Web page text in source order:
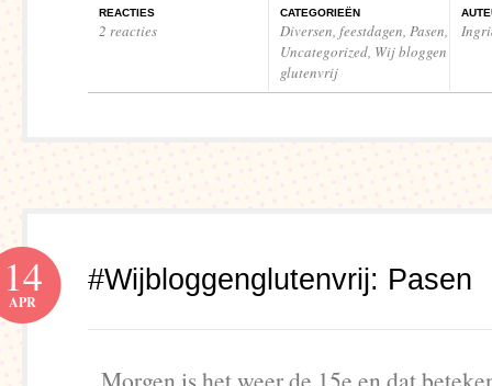
REACTIES
2 reacties
CATEGORIEËN
Diversen, feestdagen, Pasen,
Uncategorized, Wij bloggen
glutenvrij
#Wijbloggenglutenvrij: Pasen
14
APR